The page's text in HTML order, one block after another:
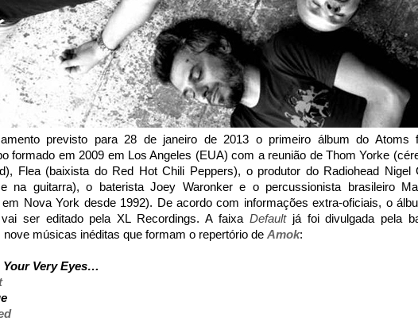
previsto para 28 de janeiro de 2013 o primeiro álbum do Atoms
formado em 2009 em Los Angeles (EUA) com a reunião de Thom Yorke
Flea (baixista do Red Hot Chili Peppers), o produtor do Radiohead Nigel
na guitarra), o baterista Joey Waronker e o percussionista brasileiro
em Nova York desde 1992). De acordo com informações extra-oficiais, o
ser editado pela XL Recordings. A faixa Defaultjá foi divulgada pela
nove músicas inéditas que formam o repertório de Amok:
Your Very Eyes…